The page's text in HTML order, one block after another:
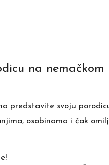
na
predstavite svoju
osobinama i čak